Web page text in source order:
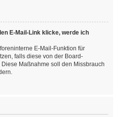
E-Mail-Link klicke, werde ich
E-Mail-Funktion für
falls diese von der Board-
Maßnahme soll den Missbrauch